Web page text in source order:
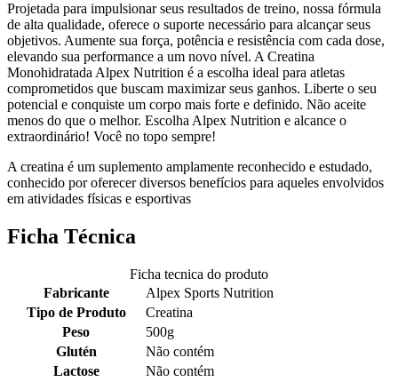
Projetada para impulsionar seus resultados de treino, nossa fórmula
de alta qualidade, oferece o suporte necessário para alcançar seus
objetivos. Aumente sua força, potência e resistência com cada dose,
elevando sua performance a um novo nível. A Creatina
Monohidratada Alpex Nutrition é a escolha ideal para atletas
comprometidos que buscam maximizar seus ganhos. Liberte o seu
potencial e conquiste um corpo mais forte e definido. Não aceite
menos do que o melhor. Escolha Alpex Nutrition e alcance o
extraordinário! Você no topo sempre!
A creatina é um suplemento amplamente reconhecido e estudado,
conhecido por oferecer diversos benefícios para aqueles envolvidos
em atividades físicas e esportivas
Ficha Técnica
Ficha tecnica do produto
Fabricante
Alpex Sports Nutrition
Tipo de Produto
Creatina
Peso
500g
Glutén
Não contém
Lactose
Não contém